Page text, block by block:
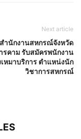
Next article
สำนักงานสหกรณ์จังหวัด
รคาม รับสมัครพนักงาน
เหมาบริการ ตำแหน่งนัก
วิชาการสหกรณ์